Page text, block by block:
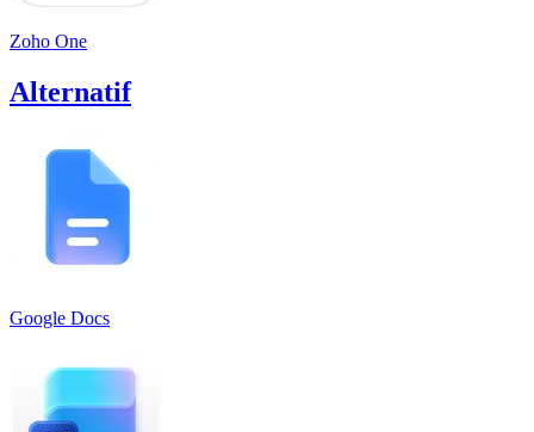
Zoho One
Alternatif
Google Docs